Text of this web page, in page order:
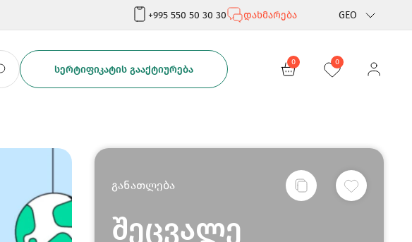
+995 550 50 30 30 დახმარება GEO
Rus
ᲡᲔᲠᲢᲘᲤᲘᲙᲐᲢᲘᲡ ᲒᲐᲐᲥᲢᲘᲣᲠᲔᲑᲐ
0 0
განათლება
შეცვალე